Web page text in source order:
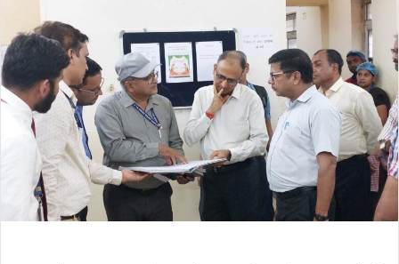
w
o
n
T
w
i
t
a
n
e
m
a
i
l